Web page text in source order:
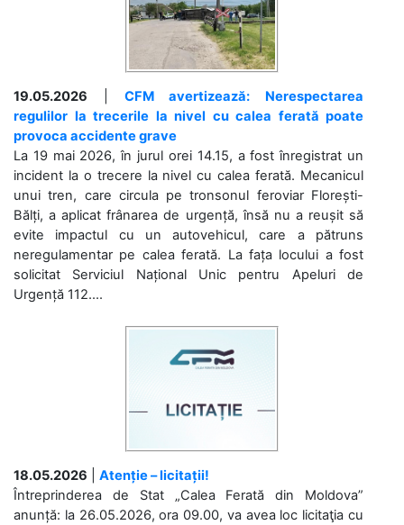
19.05.2026
CFM avertizează: Nerespectarea
regulilor la trecerile la nivel cu calea ferată poate
provoca accidente grave
La 19 mai 2026, în jurul orei 14.15, a fost înregistrat un
incident la o trecere la nivel cu calea ferată. Mecanicul
unui tren, care circula pe tronsonul feroviar Florești-
Bălți, a aplicat frânarea de urgență, însă nu a reușit să
evite impactul cu un autovehicul, care a pătruns
neregulamentar pe calea ferată. La fața locului a fost
solicitat Serviciul Național Unic pentru Apeluri de
Urgență 112....
18.05.2026
Atenție – licitații!
Întreprinderea de Stat „Calea Ferată din Moldova”
anunță: la 26.05.2026, ora 09.00, va avea loc licitaţia cu